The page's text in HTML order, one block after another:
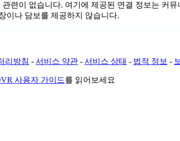
관련이 없습니다. 여기에 제공된 연결 정보는
이나 담보를 제공하지 않습니다.
리방침 - 서비스 약관 - 서비스 상태 - 법적 정보 -
사용자 가이드를 읽어보세요